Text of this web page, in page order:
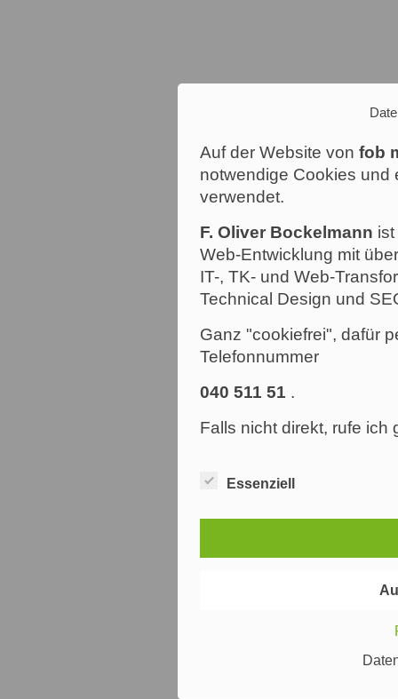
Auf der Website von fob
notwendige Cookies und
verwendet.
F. Oliver Bockelmann
Web-Entwicklung mit
IT-, TK- und Web-
Technical Design und
Ganz "cookiefrei", dafür
Telefonnummer
040 511 51 .
Falls nicht direkt, rufe ich
Essenziell